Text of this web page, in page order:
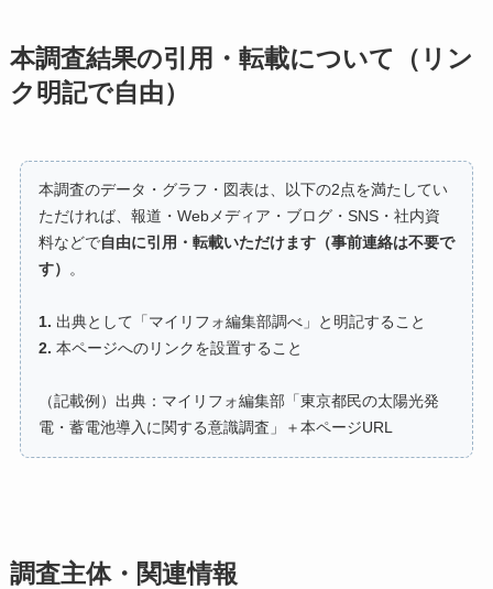
本調査結果の引用・転載について（リン
ク明記で自由）
本調査のデータ・グラフ・図表は、以下の2点を満たしてい
ただければ、報道・Webメディア・ブログ・SNS・社内資
料などで自由に引用・転載いただけます（事前連絡は不要で
す）
。
1. 出典として「マイリフォ編集部調べ」と明記すること
2. 本ページへのリンクを設置すること
（記載例）出典：マイリフォ編集部「東京都民の太陽光発
電・蓄電池導入に関する意識調査」＋本ページURL
調査主体・関連情報